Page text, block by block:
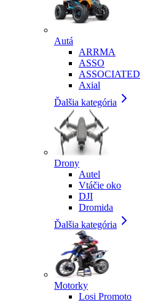
Autá
ARRMA
ASSO
ASSOCIATED
Axial
Ďalšia kategória
Drony
Autel
Vtáčie oko
DJI
Dromida
Ďalšia kategória
Motorky
Losi Promoto